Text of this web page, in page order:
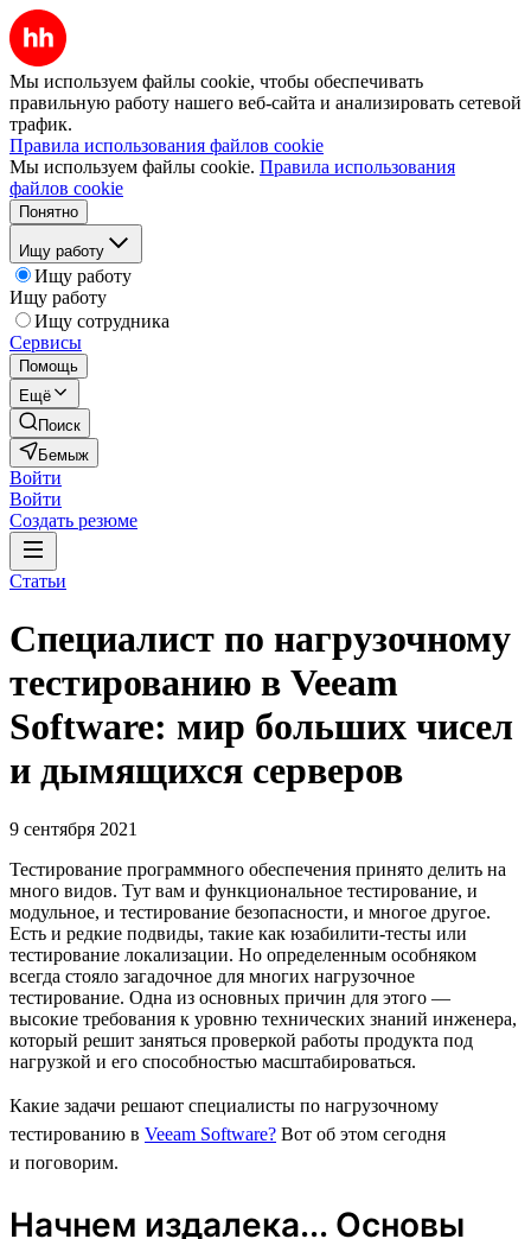
Мы используем файлы cookie, чтобы обеспечивать
правильную работу нашего веб-сайта и анализировать сетевой
трафик.
Правила использования файлов cookie
Мы используем файлы cookie. Правила использования
файлов cookie
Понятно
Ищу работу
Ищу работу
Ищу работу
Ищу сотрудника
Сервисы
Помощь
Ещё
Поиск
Бемыж
Войти
Войти
Создать резюме
Статьи
Специалист по нагрузочному
тестированию в Veeam
Software: мир больших чисел
и дымящихся серверов
9 сентября 2021
Тестирование программного обеспечения принято делить на
много видов. Тут вам и функциональное тестирование, и
модульное, и тестирование безопасности, и многое другое.
Есть и редкие подвиды, такие как юзабилити-тесты или
тестирование локализации. Но определенным особняком
всегда стояло загадочное для многих нагрузочное
тестирование. Одна из основных причин для этого —
высокие требования к уровню технических знаний инженера,
который решит заняться проверкой работы продукта под
нагрузкой и его способностью масштабироваться.
Какие задачи решают специалисты по нагрузочному
тестированию в Veeam Software? Вот об этом сегодня
и поговорим.
Начнем издалека... Основы